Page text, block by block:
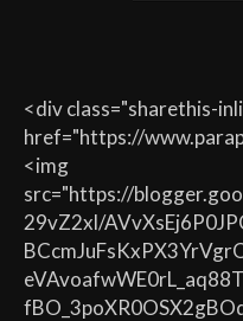
<div class="sharethis-
href="https://
<img
src="https://
29vZ2xl/